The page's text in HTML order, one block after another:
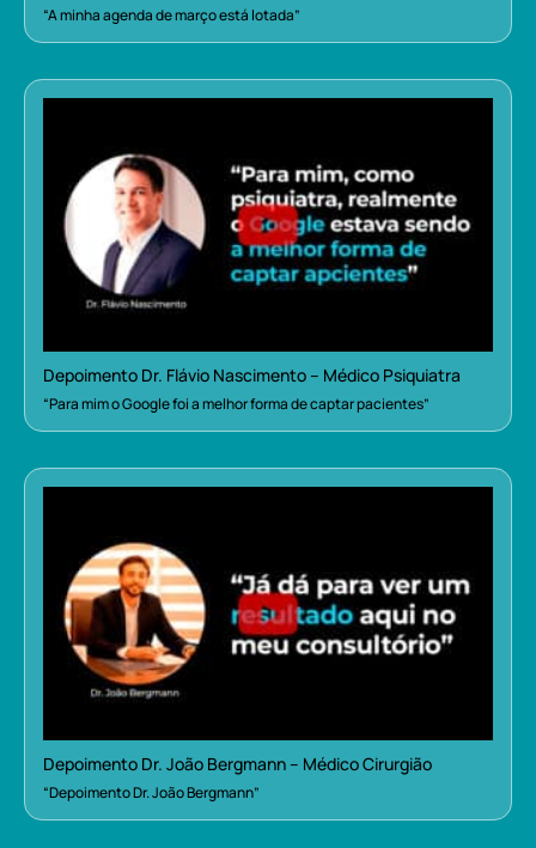
“A minha agenda de março está lotada”
Depoimento Dr. Flávio Nascimento – Médico Psiquiatra
“Para mim o Google foi a melhor forma de captar pacientes”
Depoimento Dr. João Bergmann – Médico Cirurgião
“Depoimento Dr. João Bergmann”